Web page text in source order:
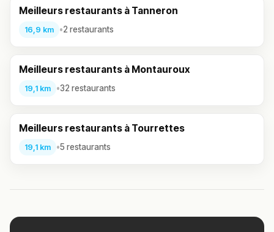
Meilleurs restaurants à Tanneron
16,9 km •2 restaurants
Meilleurs restaurants à Montauroux
19,1 km •32 restaurants
Meilleurs restaurants à Tourrettes
19,1 km •5 restaurants